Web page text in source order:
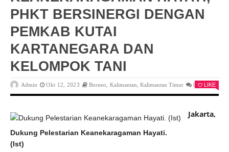
PHKT BERSINERGI DENGAN
PEMKAB KUTAI
KARTANEGARA DAN
KELOMPOK TANI
Admin Okt 12, 2023 Borneo Kalimantan ,Kalimantan Timur 0 LIKE
Dukung Pelestarian Keanekaragaman Hayati.
(Ist)
Jakarta,